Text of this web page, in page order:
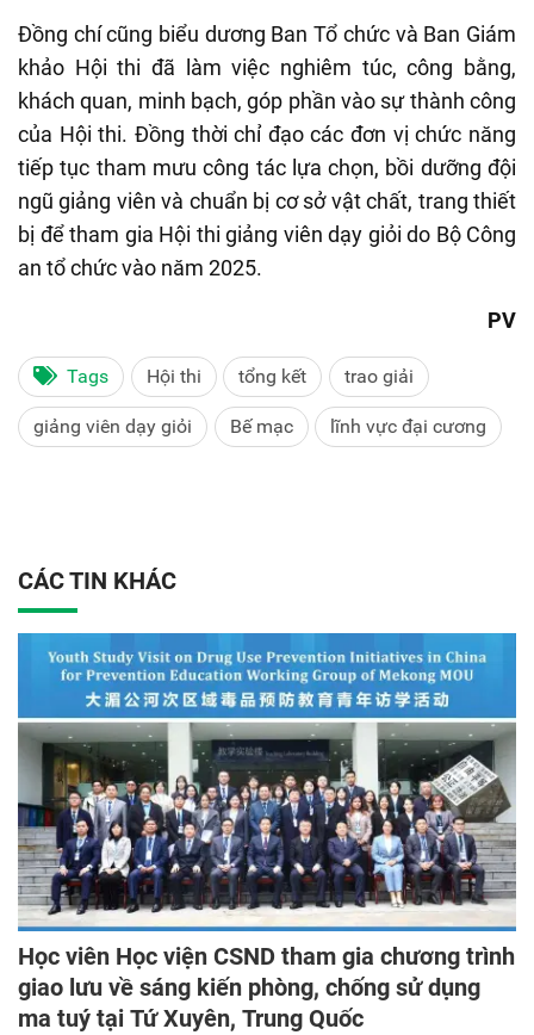
Đồng chí cũng biểu dương Ban Tổ chức và Ban Giám
khảo Hội thi đã làm việc nghiêm túc, công bằng,
khách quan, minh bạch, góp phần vào sự thành công
của Hội thi. Đồng thời chỉ đạo các đơn vị chức năng
tiếp tục tham mưu công tác lựa chọn, bồi dưỡng đội
ngũ giảng viên và chuẩn bị cơ sở vật chất, trang thiết
bị để tham gia Hội thi giảng viên dạy giỏi do Bộ Công
an tổ chức vào năm 2025.
PV
Tags Hội thi tổng kết trao giải
giảng viên dạy giỏi Bế mạc lĩnh vực đại cương
CÁC TIN KHÁC
Học viên Học viện CSND tham gia chương trình
giao lưu về sáng kiến phòng, chống sử dụng
ma tuý tại Tứ Xuyên, Trung Quốc